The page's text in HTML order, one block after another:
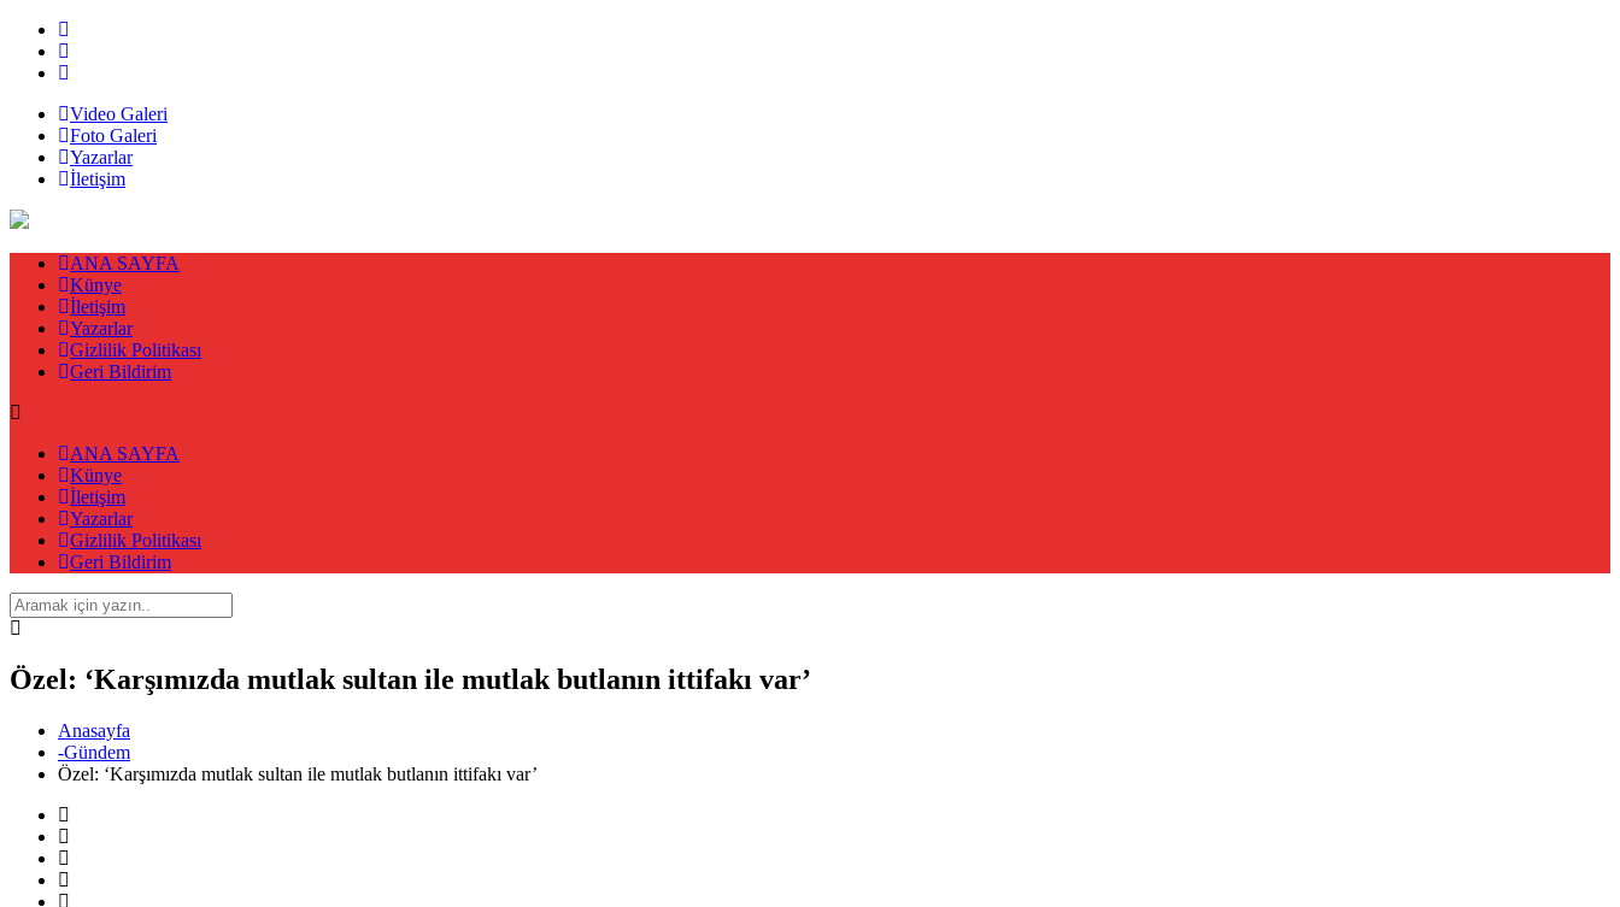
Video Galeri
Foto Galeri
Yazarlar
İletişim
ANA SAYFA
Künye
İletişim
Yazarlar
Gizlilik Politikası
Geri Bildirim
ANA SAYFA
Künye
İletişim
Yazarlar
Gizlilik Politikası
Geri Bildirim
Özel: ‘Karşımızda mutlak sultan ile mutlak butlanın ittifakı var’
Anasayfa
-Gündem
Özel: ‘Karşımızda mutlak sultan ile mutlak butlanın ittifakı var’